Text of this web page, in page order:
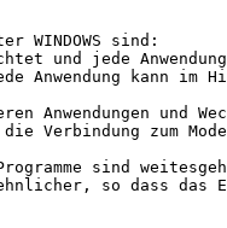
WINDOWS sind:
und jede
Anwendung kann im
Anwendungen und
Verbindung zum
sind
so dass das